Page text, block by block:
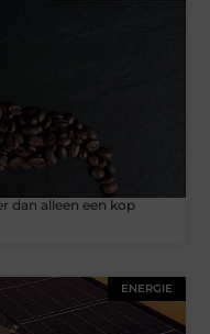
dan alleen een kop
ENERGIE